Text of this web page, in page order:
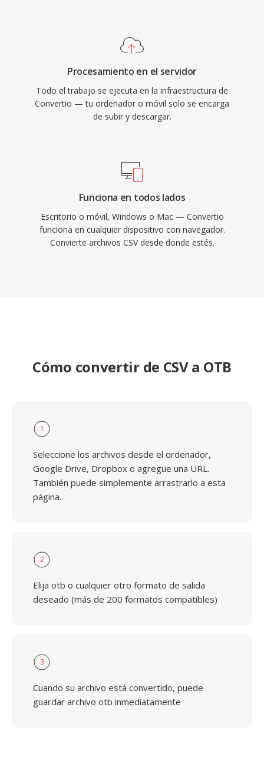
Procesamiento en el servidor
Todo el trabajo se ejecuta en la infraestructura de
Convertio — tu ordenador o móvil solo se encarga
de subir y descargar.
Funciona en todos lados
Escritorio o móvil, Windows o Mac — Convertio
funciona en cualquier dispositivo con navegador.
Convierte archivos CSV desde donde estés.
Cómo convertir de CSV a OTB
1
Seleccione los archivos desde el ordenador,
Google Drive, Dropbox o agregue una URL.
También puede simplemente arrastrarlo a esta
página..
2
Elija otb o cualquier otro formato de salida
deseado (más de 200 formatos compatibles)
3
Cuando su archivo está convertido, puede
guardar archivo otb inmediatamente